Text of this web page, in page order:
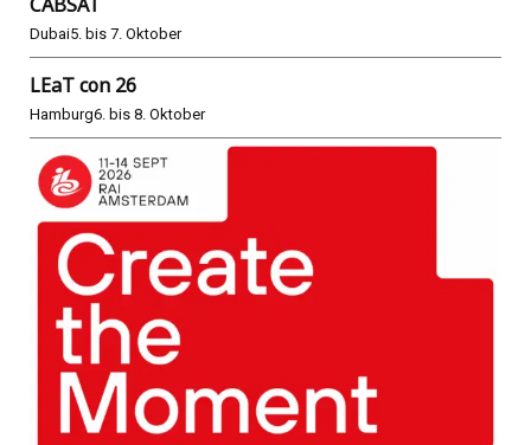
Dubai5. bis 7. Oktober
LEaT con 26
Hamburg6. bis 8. Oktober